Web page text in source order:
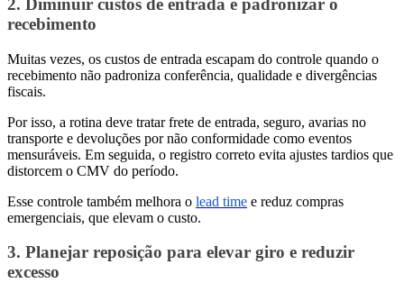
2. Diminuir custos de entrada e padronizar o
recebimento
Muitas vezes, os custos de entrada escapam do controle quando o
recebimento não padroniza conferência, qualidade e divergências
fiscais.
Por isso, a rotina deve tratar frete de entrada, seguro, avarias no
transporte e devoluções por não conformidade como eventos
mensuráveis. Em seguida, o registro correto evita ajustes tardios que
distorcem o CMV do período.
Esse controle também melhora o lead time e reduz compras
emergenciais, que elevam o custo.
3. Planejar reposição para elevar giro e reduzir
excesso